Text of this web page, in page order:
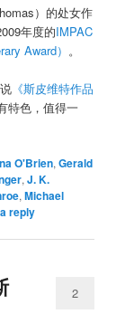
）的处女作
年度的IMPAC
Award） 。
《斯皮维特作品
特色，值得一
O'Brien,Gerald
,J. K.
,Michael
reply
2